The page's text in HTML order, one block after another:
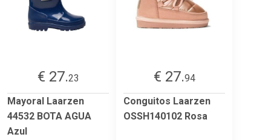
€ 27.23
Mayoral Laarzen
44532 BOTA AGUA
Azul
€ 27.94
Conguitos Laarzen
OSSH140102 Rosa